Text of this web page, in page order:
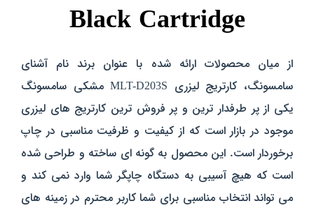
Black Cartridge
از میان محصولات ارائه شده با عنوان برند نام آشنای
سامسونگ،
کارتریج لیزری MLT-D203S مشکی سامسونگ
یکی از پر طرفدار ترین و پر فروش ترین کارتریج های لیزری
موجود در بازار است که از کیفیت و ظرفیت مناسبی در چاپ
برخوردار است. این محصول به گونه ای ساخته و طراحی شده
است که هیچ آسیبی به دستگاه چاپگر شما وارد نمی کند و
می تواند انتخاب مناسبی برای شما کاربر محترم در زمینه های